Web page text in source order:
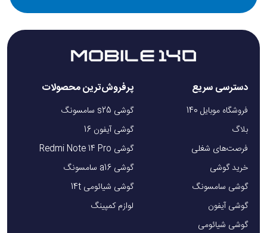
دسترسی سریع
فروشگاه موبایل 140
بلاگ
فرصت‌های شغلی
خرید گوشی
گوشی سامسونگ
گوشی آیفون
گوشی شیائومی
پرفروش‌ترین محصولات
گوشی s25 سامسونگ
گوشی آیفون 16
گوشی Redmi Note 14 Pro
گوشی a16 سامسونگ
گوشی شیائومی 14t
لوازم کمپینگ